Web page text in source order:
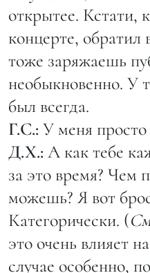
открытее. Кстати,
концерте, обратил
тоже заряжаешь
необыкновенно. У
был всегда.
Г.С.: У меня
Д.Х.: А как тебе
за это время? Чем
можешь? Я вот
Категорически. (
это очень влияет
случае особенно,